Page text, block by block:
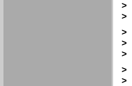
>
>
>
>
>
>
>